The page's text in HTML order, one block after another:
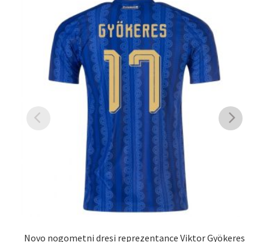
Novo nogometni dresi reprezentance Viktor Gyökeres